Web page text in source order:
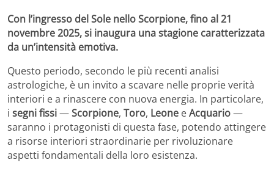
Con l’ingresso del Sole nello Scorpione, fino al 21
novembre 2025, si inaugura una stagione caratterizzata
da un’intensità emotiva.
Questo periodo, secondo le più recenti analisi
astrologiche, è un invito a scavare nelle proprie verità
interiori e a rinascere con nuova energia. In particolare,
i segni fissi—Scorpione, Toro, Leone eAcquario—
saranno i protagonisti di questa fase, potendo attingere
a risorse interiori straordinarie per rivoluzionare
aspetti fondamentali della loro esistenza.